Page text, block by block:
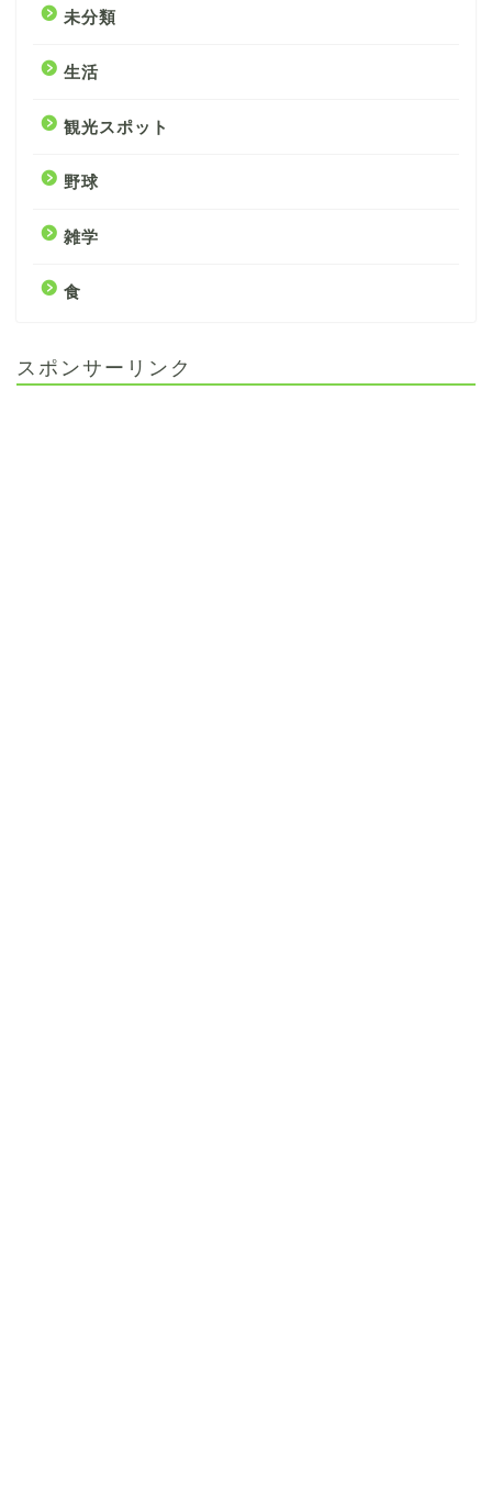
未分類
生活
観光スポット
野球
雑学
食
スポンサーリンク